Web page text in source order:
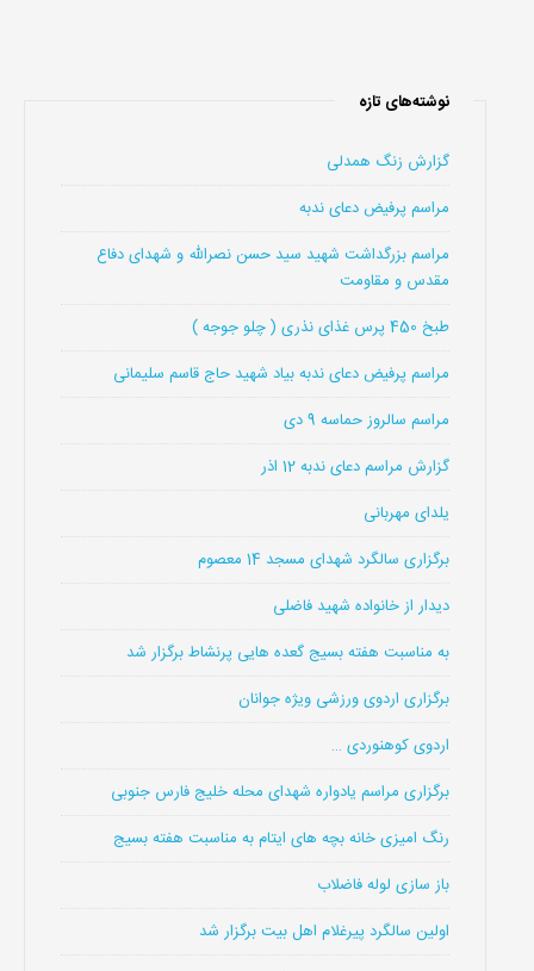
نوشته‌های تازه
گزارش زنگ همدلی
مراسم پرفیض دعای ندبه
مراسم بزرگداشت شهید سید حسن نصرالله و شهدای دفاع
مقدس و مقاومت
طبخ 450 پرس غذای نذری ( چلو جوجه )
مراسم پرفیض دعای ندبه بیاد شهید حاج قاسم سلیمانی
مراسم سالروز حماسه 9 دی
گزارش مراسم دعای ندبه 12 اذر
یلدای مهربانی
برگزاری سالگرد شهدای مسجد 14 معصوم
دیدار از خانواده شهید فاضلی
به مناسبت هفته بسیج گعده هایی پرنشاط برگزار شد
برگزاری اردوی ورزشی ویژه جوانان
اردوی کوهنوردی …
برگزاری مراسم یادواره شهدای محله خلیج فارس جنوبی
رنگ امیزی خانه بچه های ایتام به مناسبت هفته بسیج
باز سازی لوله فاضلاب
اولین سالگرد پیرغلام اهل بیت برگزار شد